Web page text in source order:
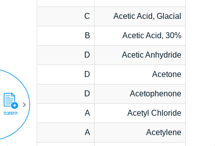
Acetic Acid, Glacial
C
Acetic Acid, 30%
B
Acetic Anhydride
D
Acetone
D
Acetophenone
D
Acetyl Chloride
A
Acetylene
A
הזמנה